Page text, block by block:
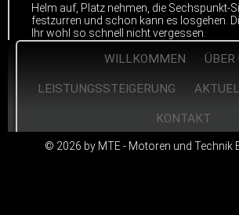
Helm auf, Platz nehmen, die Sechspunkt-
festzurren und schon kann es losgehen.
Ihr wohl so schnell nicht vergessen.
WILLKOMMEN ÜBER
LEISTUNGSSTEIGERUNG
KONTAKT
© 2026 by MTE - Motoren und Technik